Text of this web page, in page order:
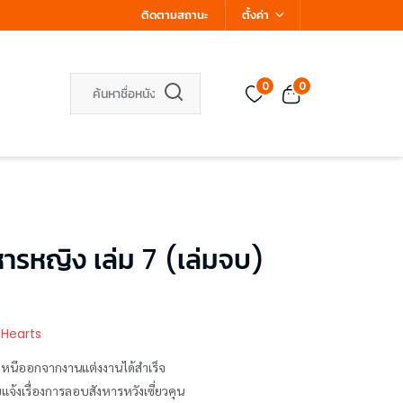
ติดตามสถานะ ตั้งค่า
0 0
รหญิง เล่ม 7 (เล่มจบ)
Hearts
ออกจากงานแต่งงานได้สำเร็จ
งเรื่องการลอบสังหารหวังเซี่ยวคุน